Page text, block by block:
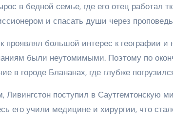
в бедной семье, где его отец работал
и спасать души через
проявлял большой интерес к географии и
были неутомимыми. Поэтому по
в городе Блананах, где глубже
Ливингстон поступил в Саутгемтонскую
его учили медицине и хирургии, что